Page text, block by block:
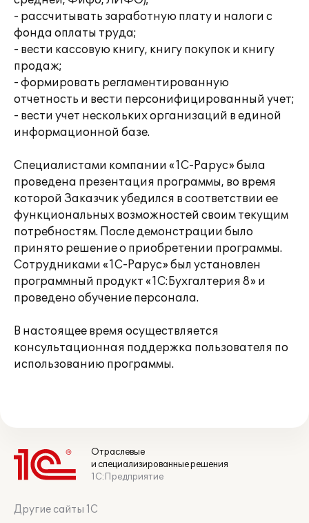
- рассчитывать заработную плату и налоги с
фонда оплаты труда;
- вести кассовую книгу, книгу покупок и книгу
продаж;
- формировать регламентированную
отчетность и вести персонифицированный учет;
- вести учет нескольких организаций в единой
информационной базе.
Специалистами компании «1С-Рарус» была
проведена презентация программы, во время
которой Заказчик убедился в соответствии ее
функциональных возможностей своим текущим
потребностям. После демонстрации было
принято решение о приобретении программы.
Сотрудниками «1С-Рарус» был установлен
программный продукт «1С:Бухгалтерия 8» и
проведено обучение персонала.
В настоящее время осуществляется
консультационная поддержка пользователя по
использованию программы.
Отраслевые
и специализированные решения
1С:Предприятие
Другие сайты 1С